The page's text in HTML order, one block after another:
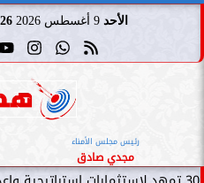
الأحد 9 أغسطس 2026
رئيس مجلس الأمناء
مجدي صادق